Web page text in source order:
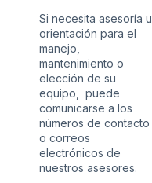
Si necesita asesoría u
orientación para el
manejo,
mantenimiento o
elección de su
equipo, puede
comunicarse a los
números de contacto
o correos
electrónicos de
nuestros asesores.